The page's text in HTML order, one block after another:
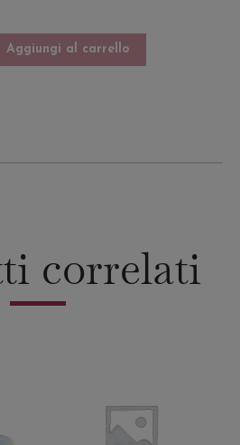
Aggiungi al carrello
correlati